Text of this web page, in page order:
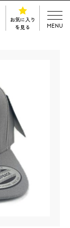
お気に入り
を見る
MENU